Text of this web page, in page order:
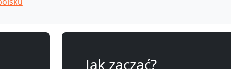
Jak zacząć?